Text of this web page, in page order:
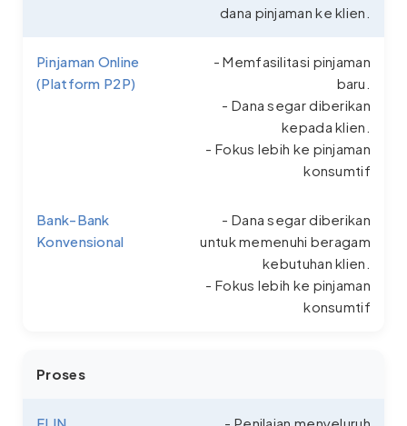
dana pinjaman ke klien.
Pinjaman Online
(Platform P2P)
- Memfasilitasi pinjaman
baru.
- Dana segar diberikan
kepada klien.
- Fokus lebih ke pinjaman
konsumtif
Bank-Bank
Konvensional
- Dana segar diberikan
untuk memenuhi beragam
kebutuhan klien.
- Fokus lebih ke pinjaman
konsumtif
Proses